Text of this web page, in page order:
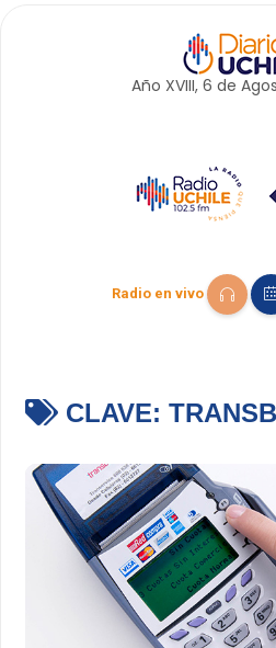
Año XVIII, 6 de
Radio en vivo
CLAVE: